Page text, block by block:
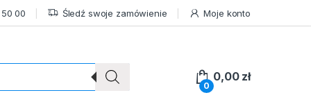
00 Śledź swoje zamówienie Moje konto
0
0,00 zł